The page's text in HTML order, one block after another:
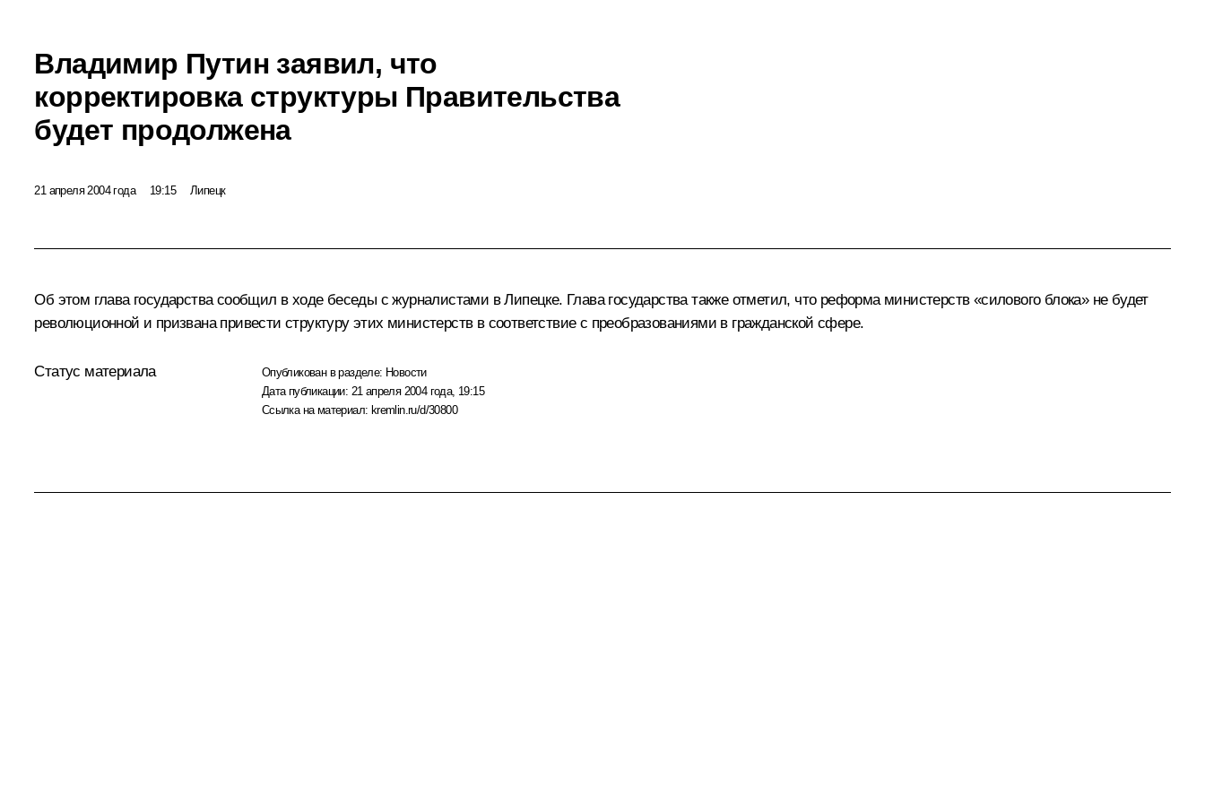
Владимир Путин заявил, что
корректировка структуры Правительства
будет продолжена
21 апреля 2004 года 19:15 Липецк
Об этом глава государства сообщил в ходе беседы с журналистами в Липецке. Глава государства также отметил, что реформа министерств «силового блока» не будет
революционной и призвана привести структуру этих министерств в соответствие с преобразованиями в гражданской сфере.
Статус материала Опубликован в разделе: Новости
Дата публикации: 21 апреля 2004 года, 19:15
Ссылка на материал: kremlin.ru/d/30800